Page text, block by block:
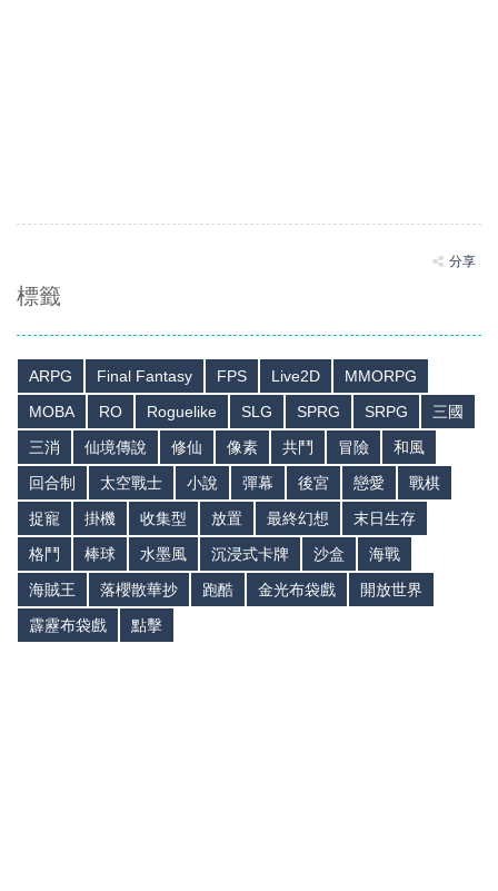
分享
標籤
ARPG Final Fantasy FPS Live2D
MMORPG
MOBA
RO Roguelike SLG SPRG SRPG
三國
三消
仙境傳說 修仙 像素 共鬥 冒險
和風
回合制
太空戰士 小說 彈幕 後宮 戀愛
戰棋
捉寵
掛機 收集型 放置 最終幻想
末日生存
格鬥
棒球 水墨風 沉浸式卡牌 沙盒
海戰
海賊王
落櫻散華抄 跑酷 金光布袋戲
開放世界
霹靂布袋戲
點擊